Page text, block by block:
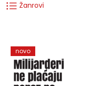
Žanrovi
novo